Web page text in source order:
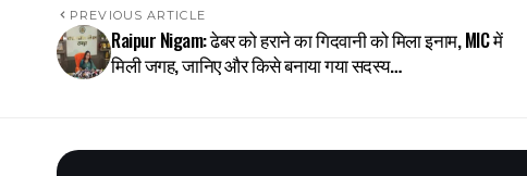
PREVIOUS ARTICLE
Raipur Nigam: ढेबर को हराने का गिदवानी को मिला इनाम, MIC में
मिली जगह, जानिए और किसे बनाया गया सदस्य…